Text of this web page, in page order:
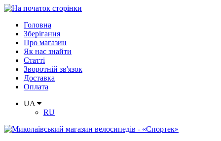
Головна
Зберігання
Про магазин
Як нас знайти
Статті
Зворотній зв'язок
Доставка
Оплата
UA
RU